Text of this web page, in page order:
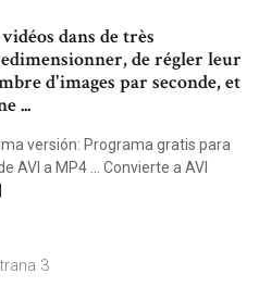
dans de très
de régler leur
d'images par seconde, et
...
versión: Programa gratis para
AVI a MP4 ... Convierte a AVI
3